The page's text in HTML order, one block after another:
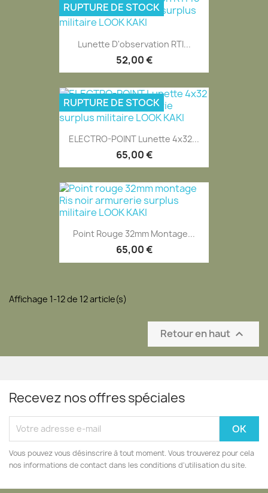
Lunette D'observation RTI...
52,00 €
RUPTURE DE STOCK
ELECTRO-POINT Lunette 4x32...
65,00 €
RUPTURE DE STOCK
Point Rouge 32mm Montage...
65,00 €
Affichage 1-12 de 12 article(s)
Retour en haut 
Recevez nos offres spéciales
Vous pouvez vous désinscrire à tout moment. Vous trouverez pour cela
nos informations de contact dans les conditions d'utilisation du site.